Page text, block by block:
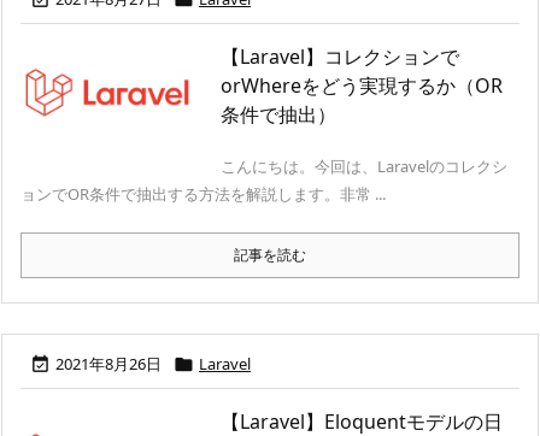
【Laravel】コレクションで
orWhereをどう実現するか（OR
条件で抽出）
こんにちは。今回は、Laravelのコレクシ
ョンでOR条件で抽出する方法を解説します。非常 ...
記事を読む
 2021年8月26日  Laravel
【Laravel】Eloquentモデルの日